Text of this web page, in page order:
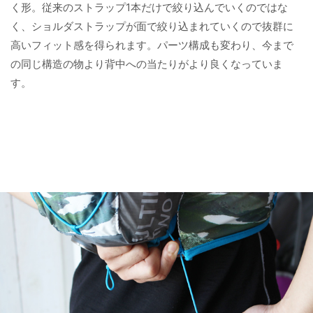
く形。従来のストラップ1本だけで絞り込んでいくのではな
く、ショルダストラップが面で絞り込まれていくので抜群に
高いフィット感を得られます。パーツ構成も変わり、今まで
の同じ構造の物より背中への当たりがより良くなっていま
す。